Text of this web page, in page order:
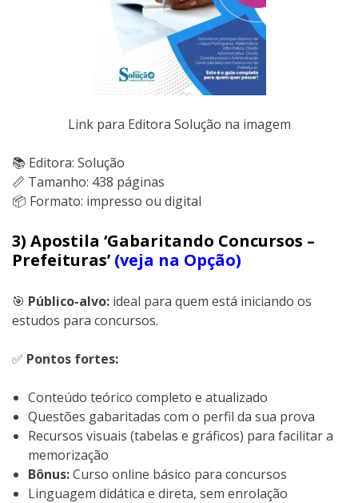
Link para Editora Solução na imagem
📚 Editora: Solução
📏 Tamanho: 438 páginas
📦 Formato: impresso ou digital
3) Apostila ‘Gabaritando Concursos –
Prefeituras’ (veja na Opção)
🎯 Público-alvo: ideal para quem está iniciando os
estudos para concursos.
✅ Pontos fortes:
Conteúdo teórico completo e atualizado
Questões gabaritadas com o perfil da sua prova
Recursos visuais (tabelas e gráficos) para facilitar a
memorização
Bônus:Curso online básico para concursos
Linguagem didática e direta, sem enrolação